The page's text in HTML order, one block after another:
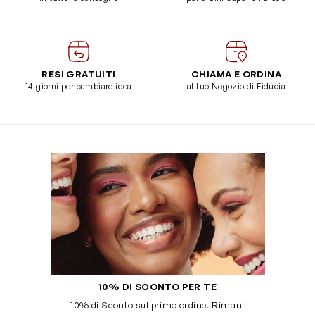
RESI GRATUITI
14 giorni per cambiare idea
CHIAMA E ORDINA
al tuo Negozio di Fiducia
10% DI SCONTO PER TE
10% di Sconto sul primo ordine! Rimani